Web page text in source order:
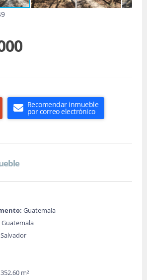
Recomendar inmueble
por correo electrónico
Guatemala
352.60 m²